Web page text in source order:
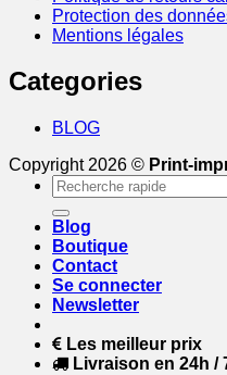
Protection des
Mentions légales
Categories
BLOG
Copyright 2026 © Print-
Recherche
pour :
Blog
Boutique
Contact
Se connecter
Newsletter
Les meilleur prix
Livraison en 24h /